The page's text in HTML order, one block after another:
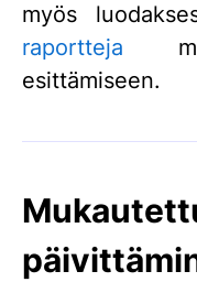
myös
raportteja
esittämiseen.